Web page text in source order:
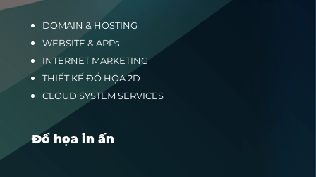
DOMAIN & HOSTING
WEBSITE & APPs
INTERNET MARKETING
THIẾT KẾ ĐỒ HỌA 2D
CLOUD SYSTEM SERVICES
Đồ họa in ấn